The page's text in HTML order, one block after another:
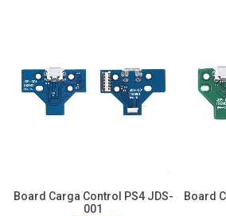
Board Carga Control PS4 JDS-
001
Board